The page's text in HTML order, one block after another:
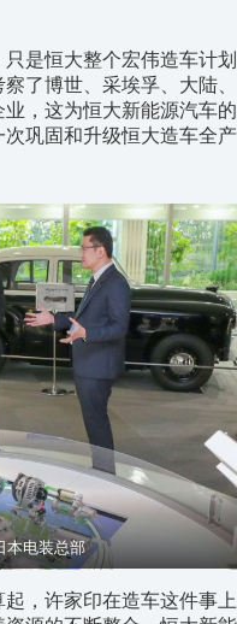
是恒大整个宏伟造车计划
了博世、采埃孚、大陆、
，这为恒大新能源汽车的
巩固和升级恒大造车全产
本电装总部
，许家印在造车这件事上